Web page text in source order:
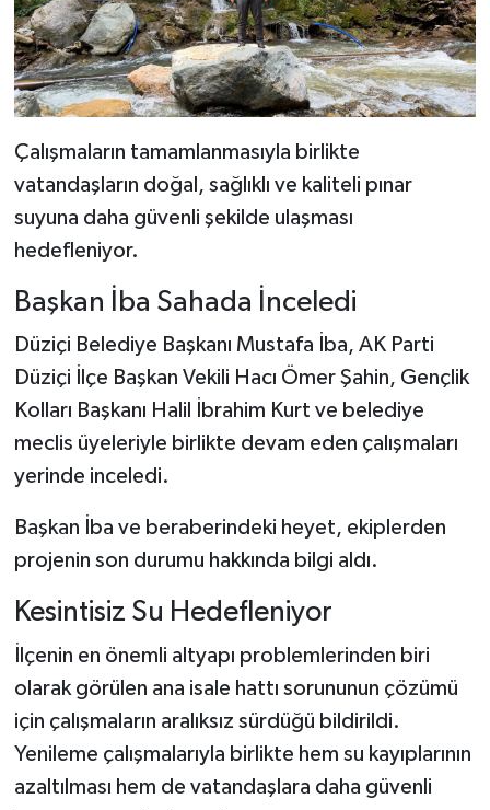
Çalışmaların tamamlanmasıyla birlikte
vatandaşların doğal, sağlıklı ve kaliteli pınar
suyuna daha güvenli şekilde ulaşması
hedefleniyor.
Başkan İba Sahada İnceledi
Düziçi Belediye Başkanı Mustafa İba, AK Parti
Düziçi İlçe Başkan Vekili Hacı Ömer Şahin, Gençlik
Kolları Başkanı Halil İbrahim Kurt ve belediye
meclis üyeleriyle birlikte devam eden çalışmaları
yerinde inceledi.
Başkan İba ve beraberindeki heyet, ekiplerden
projenin son durumu hakkında bilgi aldı.
Kesintisiz Su Hedefleniyor
İlçenin en önemli altyapı problemlerinden biri
olarak görülen ana isale hattı sorununun çözümü
için çalışmaların aralıksız sürdüğü bildirildi.
Yenileme çalışmalarıyla birlikte hem su kayıplarının
azaltılması hem de vatandaşlara daha güvenli